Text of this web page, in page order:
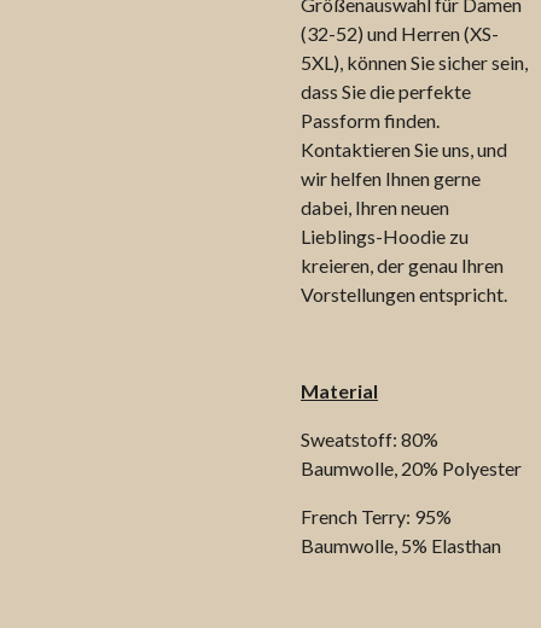
(32-52) und Herren (XS-
5XL), können Sie sicher sein,
dass Sie die perfekte
Passform finden.
Kontaktieren Sie uns, und
wir helfen Ihnen gerne
dabei, Ihren neuen
Lieblings-Hoodie zu
kreieren, der genau Ihren
Vorstellungen entspricht.
Material
Sweatstoff: 80%
Baumwolle, 20% Polyester
French Terry: 95%
Baumwolle, 5% Elasthan